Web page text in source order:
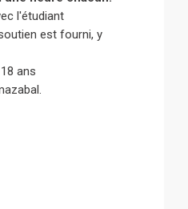
l'étudiant
est fourni, y
ans